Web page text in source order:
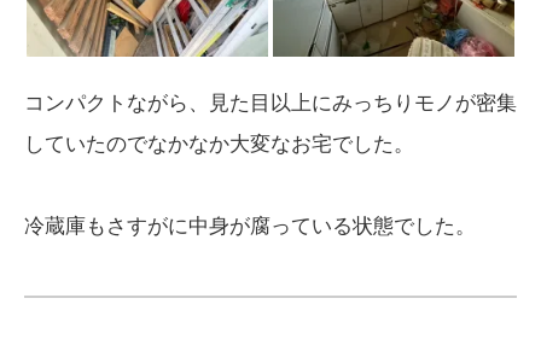
コンパクトながら、見た目以上にみっちりモノが密集
していたのでなかなか大変なお宅でした。
冷蔵庫もさすがに中身が腐っている状態でした。